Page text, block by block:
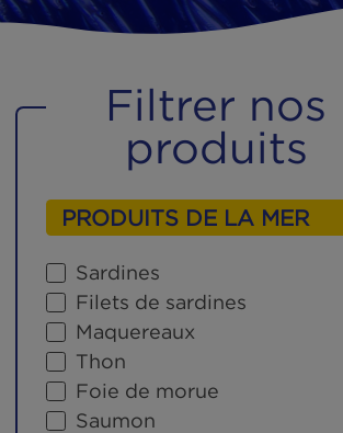
Filtrer nos
produits
PRODUITS DE LA MER
Sardines
Filets de sardines
Maquereaux